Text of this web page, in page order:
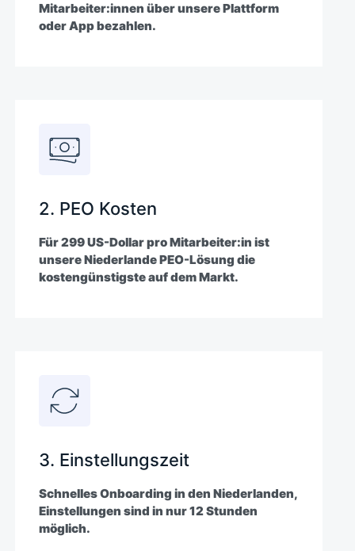
Mitarbeiter:innen über unsere Plattform
oder App bezahlen.
2. PEO Kosten
Für 299 US-Dollar pro Mitarbeiter:in ist
unsere Niederlande PEO-Lösung die
kostengünstigste auf dem Markt.
3. Einstellungszeit
Schnelles Onboarding in den Niederlanden,
Einstellungen sind in nur 12 Stunden
möglich.